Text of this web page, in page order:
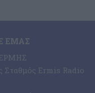
ΕΜΆΣ
ΕΡΜΗΣ
Σταθμός Ermis Radio